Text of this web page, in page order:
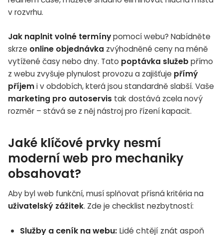
v rozvrhu.
Jak naplnit volné termínypomocí webu? Nabídněte
skrze online objednávka zvýhodněné ceny na méně
vytížené časy nebo dny. Tato poptávka služeb přímo
z webu zvyšuje plynulost provozu a zajišťuje přímý
příjemi v obdobích, která jsou standardně slabší. Vaše
marketing pro autoservis tak dostává zcela nový
rozměr – stává se z něj nástroj pro řízení kapacit.
Jaké klíčové prvky nesmí
moderní web pro mechaniky
obsahovat?
Aby byl web funkční, musí splňovat přísná kritéria na
uživatelský zážitek. Zde je checklist nezbytností:
Služby a ceník na webu: Lidé chtějí znát aspoň